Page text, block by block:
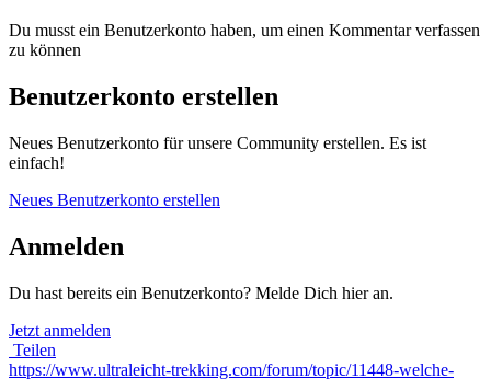
Du musst ein Benutzerkonto haben, um einen Kommentar verfassen
zu können
Benutzerkonto erstellen
Neues Benutzerkonto für unsere Community erstellen. Es ist
einfach!
Neues Benutzerkonto erstellen
Anmelden
Du hast bereits ein Benutzerkonto? Melde Dich hier an.
Jetzt anmelden
Teilen
https://www.ultraleicht-trekking.com/forum/topic/11448-welche-